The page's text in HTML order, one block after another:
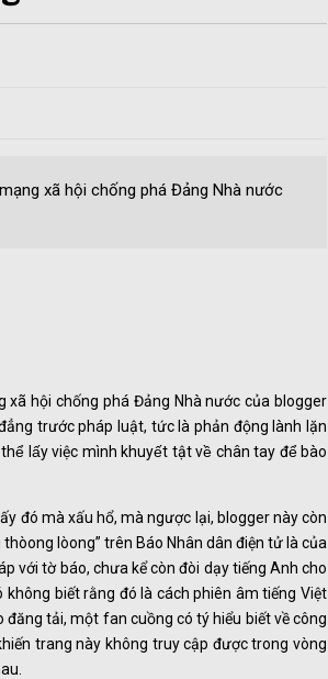
xã hội chống phá Đảng Nhà nước
xã hội chống phá Đảng Nhà nước của blogger
trước pháp luật, tức là phản động lành lặn
lấy việc mình khuyết tật về chân tay để bào
đó mà xấu hổ, mà ngược lại, blogger này còn
lòong” trên Báo Nhân dân điện tử là của
với tờ báo, chưa kể còn đòi dạy tiếng Anh cho
biết rằng đó là cách phiên âm tiếng Việt
đăng tải, một fan cuồng có tý hiểu biết về công
trang này không truy cập được trong vòng